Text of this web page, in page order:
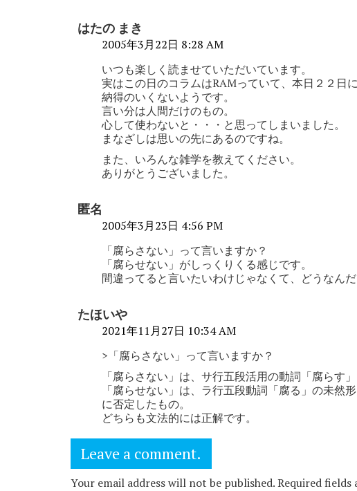
はたの まき
2005年3月22日 8:28 AM
いつも楽しく読ませていただいています。
実はこの日のコラムはRAMっていて、本日２２日
納得のいくないようです。
言い分は人間だけのもの。
心して使わないと・・・と思ってしまいました。
まなざしは思いの先にあるのですね。
また、いろんな雑学を教えてください。
ありがとうございました。
匿名
2005年3月23日 4:56 PM
「腐らさない」って言いますか？
「腐らせない」がしっくりくる感じです。
間違ってると言いたいわけじゃなくて、どうなん
たほいや
2021年11月27日 10:34 AM
>「腐らさない」って言いますか？
「腐らさない」は、サ行五段活用の動詞「腐らす
「腐らせない」は、ラ行五段動詞「腐る」の未然
に否定したもの。
どちらも文法的には正解です。
Leave a comment.
Your email address will not be published. Required fields